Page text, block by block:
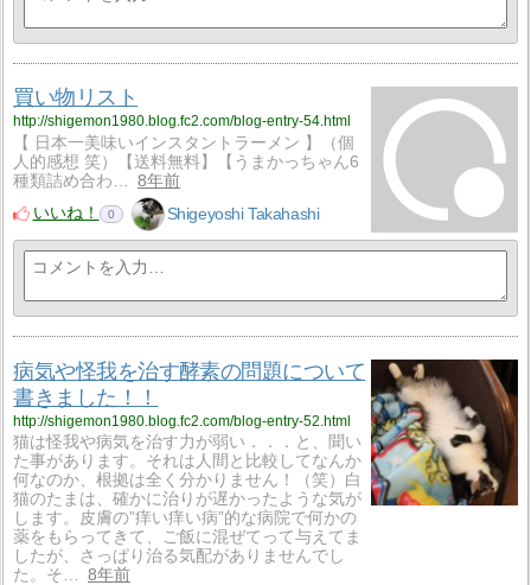
買い物リスト
http://shigemon1980.blog.fc2.com/blog-entry-54.html
【 日本一美味いインスタントラーメン 】（個
人的感想 笑）【送料無料】【うまかっちゃん6
種類詰め合わ…
8年前
いいね！
0 Shigeyoshi Takahashi
病気や怪我を治す酵素の問題について
書きました！！
http://shigemon1980.blog.fc2.com/blog-entry-52.html
猫は怪我や病気を治す力が弱い．．．と、聞い
た事があります。それは人間と比較してなんか
何なのか、根拠は全く分かりません！（笑）白
猫のたまは、確かに治りが遅かったような気が
します。皮膚の”痒い痒い病”的な病院で何かの
薬をもらってきて、ご飯に混ぜてって与えてま
したが、さっぱり治る気配がありませんでし
た。そ…
8年前